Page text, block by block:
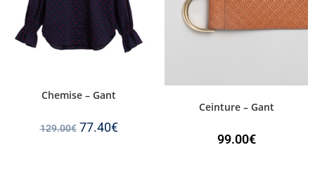
Chemise – Gant
129.00€ 77.40€
Ceinture – Gant
99.00€